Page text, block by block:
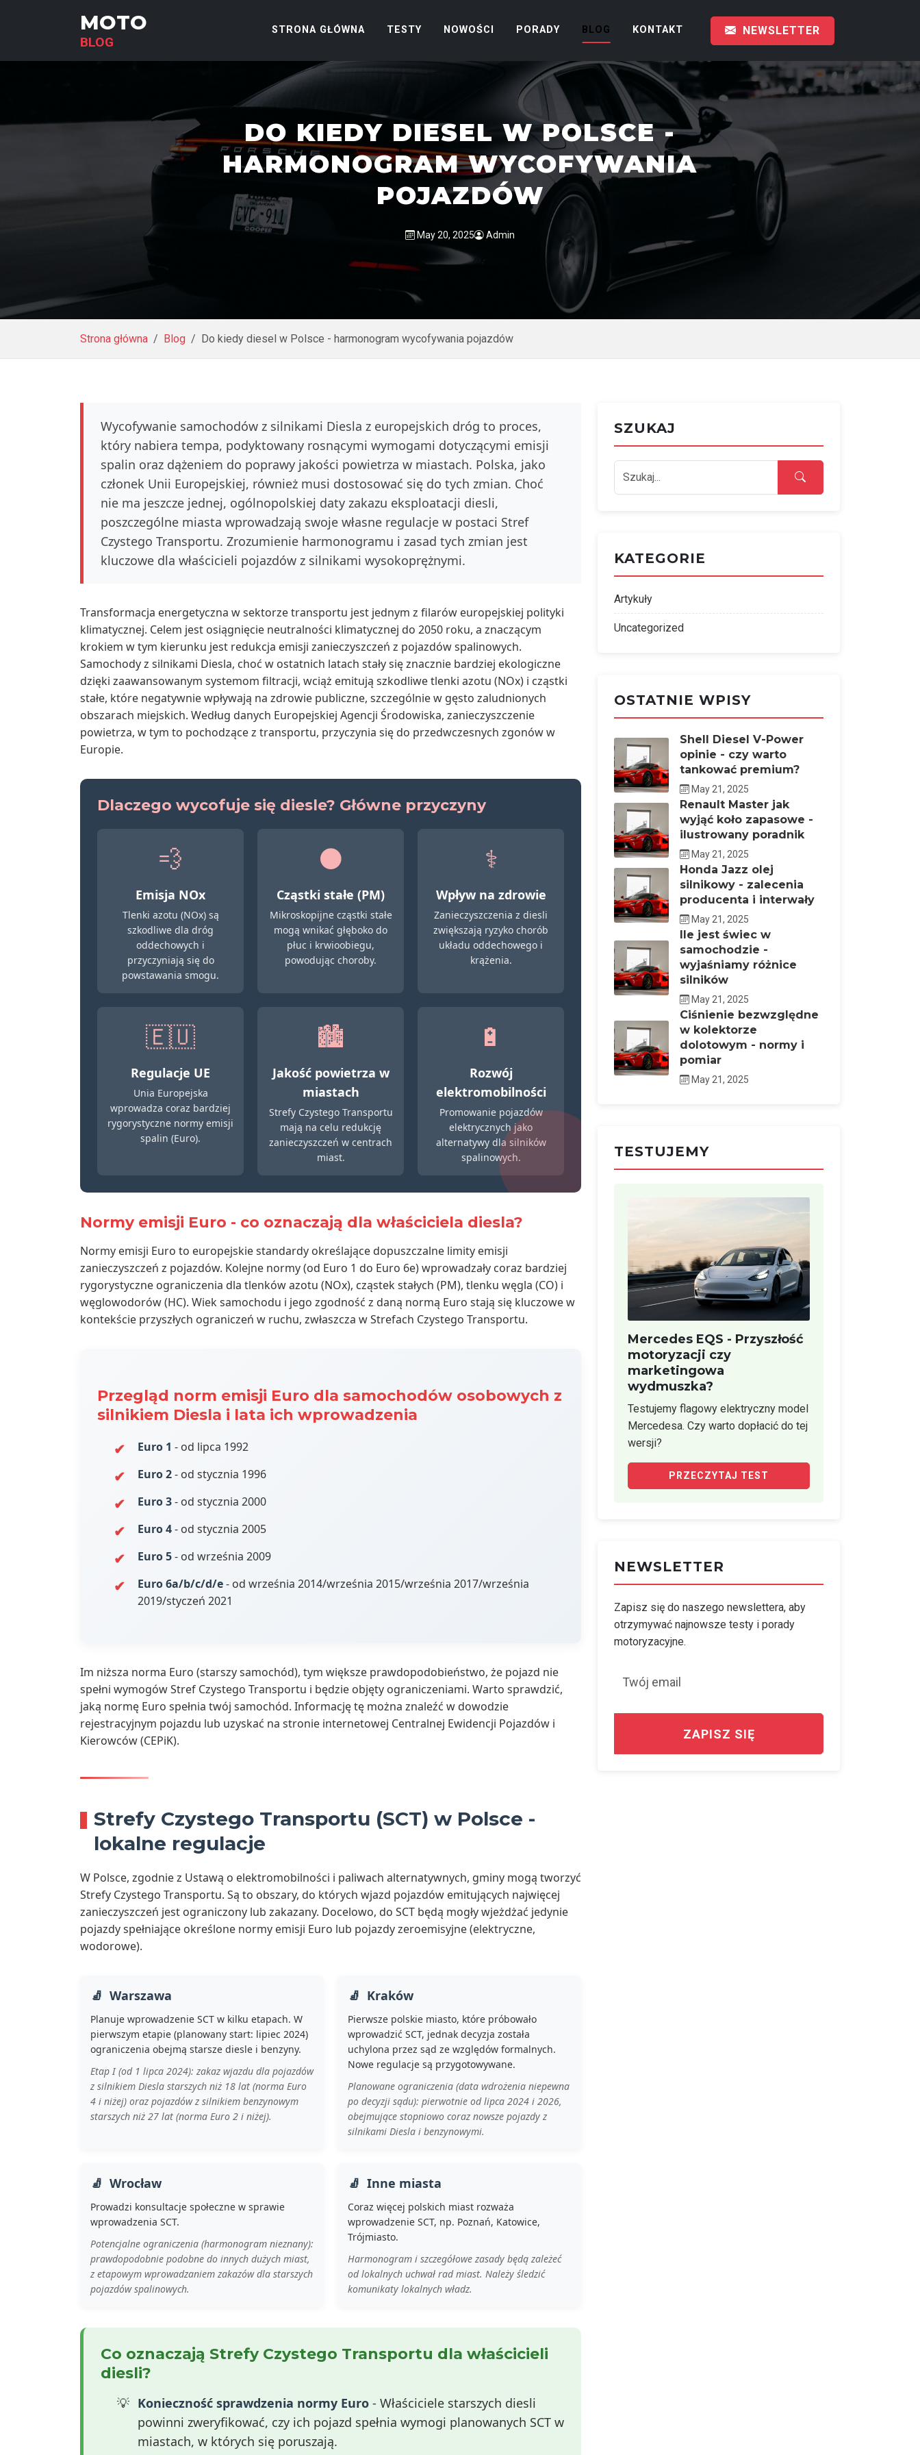
MOTO
BLOG
STRONA GŁÓWNA TESTY NOWOŚCI PORADY BLOG KONTAKT NEWSLETTER
DO KIEDY DIESEL W POLSCE -
HARMONOGRAM WYCOFYWANIA
POJAZDÓW
May 20, 2025 Admin
Strona główna Blog Do kiedy diesel w Polsce - harmonogram wycofywania pojazdów
Wycofywanie samochodów z silnikami Diesla z europejskich dróg to proces,
który nabiera tempa, podyktowany rosnącymi wymogami dotyczącymi emisji
spalin oraz dążeniem do poprawy jakości powietrza w miastach. Polska, jako
członek Unii Europejskiej, również musi dostosować się do tych zmian. Choć
nie ma jeszcze jednej, ogólnopolskiej daty zakazu eksploatacji diesli,
poszczególne miasta wprowadzają swoje własne regulacje w postaci Stref
Czystego Transportu. Zrozumienie harmonogramu i zasad tych zmian jest
kluczowe dla właścicieli pojazdów z silnikami wysokoprężnymi.
Transformacja energetyczna w sektorze transportu jest jednym z filarów europejskiej polityki
klimatycznej. Celem jest osiągnięcie neutralności klimatycznej do 2050 roku, a znaczącym
krokiem w tym kierunku jest redukcja emisji zanieczyszczeń z pojazdów spalinowych.
Samochody z silnikami Diesla, choć w ostatnich latach stały się znacznie bardziej ekologiczne
dzięki zaawansowanym systemom filtracji, wciąż emitują szkodliwe tlenki azotu (NOx) i cząstki
stałe, które negatywnie wpływają na zdrowie publiczne, szczególnie w gęsto zaludnionych
obszarach miejskich. Według danych Europejskiej Agencji Środowiska, zanieczyszczenie
powietrza, w tym to pochodzące z transportu, przyczynia się do przedwczesnych zgonów w
Europie.
Dlaczego wycofuje się diesle? Główne przyczyny
💨
Emisja NOx
Tlenki azotu (NOx) są
szkodliwe dla dróg
oddechowych i
przyczyniają się do
powstawania smogu.
⚫
Cząstki stałe (PM)
Mikroskopijne cząstki stałe
mogą wnikać głęboko do
płuc i krwioobiegu,
powodując choroby.
⚕️
Wpływ na zdrowie
Zanieczyszczenia z diesli
zwiększają ryzyko chorób
układu oddechowego i
krążenia.
🇪🇺
Regulacje UE
Unia Europejska
wprowadza coraz bardziej
rygorystyczne normy emisji
spalin (Euro).
🏙️
Jakość powietrza w
miastach
Strefy Czystego Transportu
mają na celu redukcję
zanieczyszczeń w centrach
miast.
🔋
Rozwój
elektromobilności
Promowanie pojazdów
elektrycznych jako
alternatywy dla silników
spalinowych.
Normy emisji Euro - co oznaczają dla właściciela diesla?
Normy emisji Euro to europejskie standardy określające dopuszczalne limity emisji
zanieczyszczeń z pojazdów. Kolejne normy (od Euro 1 do Euro 6e) wprowadzały coraz bardziej
rygorystyczne ograniczenia dla tlenków azotu (NOx), cząstek stałych (PM), tlenku węgla (CO) i
węglowodorów (HC). Wiek samochodu i jego zgodność z daną normą Euro stają się kluczowe w
kontekście przyszłych ograniczeń w ruchu, zwłaszcza w Strefach Czystego Transportu.
Przegląd norm emisji Euro dla samochodów osobowych z
silnikiem Diesla i lata ich wprowadzenia
Euro 1 - od lipca 1992
Euro 2- od stycznia 1996
Euro 3- od stycznia 2000
Euro 4- od stycznia 2005
Euro 5- od września 2009
Euro 6a/b/c/d/e- od września 2014/września 2015/września 2017/września
2019/styczeń 2021
Im niższa norma Euro (starszy samochód), tym większe prawdopodobieństwo, że pojazd nie
spełni wymogów Stref Czystego Transportu i będzie objęty ograniczeniami. Warto sprawdzić,
jaką normę Euro spełnia twój samochód. Informację tę można znaleźć w dowodzie
rejestracyjnym pojazdu lub uzyskać na stronie internetowej Centralnej Ewidencji Pojazdów i
Kierowców (CEPiK).
Strefy Czystego Transportu (SCT) w Polsce -
lokalne regulacje
W Polsce, zgodnie z Ustawą o elektromobilności i paliwach alternatywnych, gminy mogą tworzyć
Strefy Czystego Transportu. Są to obszary, do których wjazd pojazdów emitujących najwięcej
zanieczyszczeń jest ograniczony lub zakazany. Docelowo, do SCT będą mogły wjeżdżać jedynie
pojazdy spełniające określone normy emisji Euro lub pojazdy zeroemisyjne (elektryczne,
wodorowe).
Warszawa
Planuje wprowadzenie SCT w kilku etapach. W
pierwszym etapie (planowany start: lipiec 2024)
ograniczenia obejmą starsze diesle i benzyny.
Etap I (od 1 lipca 2024): zakaz wjazdu dla pojazdów
z silnikiem Diesla starszych niż 18 lat (norma Euro
4 i niżej) oraz pojazdów z silnikiem benzynowym
starszych niż 27 lat (norma Euro 2 i niżej).
Kraków
Pierwsze polskie miasto, które próbowało
wprowadzić SCT, jednak decyzja została
uchylona przez sąd ze względów formalnych.
Nowe regulacje są przygotowywane.
Planowane ograniczenia (data wdrożenia niepewna
po decyzji sądu): pierwotnie od lipca 2024 i 2026,
obejmujące stopniowo coraz nowsze pojazdy z
silnikami Diesla i benzynowymi.
Wrocław
Prowadzi konsultacje społeczne w sprawie
wprowadzenia SCT.
Potencjalne ograniczenia (harmonogram nieznany):
prawdopodobnie podobne do innych dużych miast,
z etapowym wprowadzaniem zakazów dla starszych
pojazdów spalinowych.
Inne miasta
Coraz więcej polskich miast rozważa
wprowadzenie SCT, np. Poznań, Katowice,
Trójmiasto.
Harmonogram i szczegółowe zasady będą zależeć
od lokalnych uchwał rad miast. Należy śledzić
komunikaty lokalnych władz.
Co oznaczają Strefy Czystego Transportu dla właścicieli
diesli?
Konieczność sprawdzenia normy Euro - Właściciele starszych diesli
powinni zweryfikować, czy ich pojazd spełnia wymogi planowanych SCT w
miastach, w których się poruszają.
SZUKAJ
KATEGORIE
Artykuły
Uncategorized
OSTATNIE WPISY
Shell Diesel V-Power
opinie - czy warto
tankować premium?
May 21, 2025
Renault Master jak
wyjąć koło zapasowe -
ilustrowany poradnik
May 21, 2025
Honda Jazz olej
silnikowy - zalecenia
producenta i interwały
May 21, 2025
Ile jest świec w
samochodzie -
wyjaśniamy różnice
silników
May 21, 2025
Ciśnienie bezwzględne
w kolektorze
dolotowym - normy i
pomiar
May 21, 2025
TESTUJEMY
Mercedes EQS - Przyszłość
motoryzacji czy
marketingowa
wydmuszka?
Testujemy flagowy elektryczny model
Mercedesa. Czy warto dopłacić do tej
wersji?
PRZECZYTAJ TEST
NEWSLETTER
Zapisz się do naszego newslettera, aby
otrzymywać najnowsze testy i porady
motoryzacyjne.
ZAPISZ SIĘ